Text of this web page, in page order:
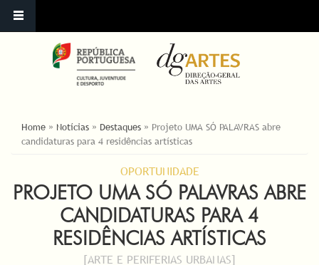
ESTÁ AQUI
Home » Notícias » Destaques » Projeto UMA SÓ PALAVRAS abre
candidaturas para 4 residências artísticas
OPORTUNIDADE
PROJETO UMA SÓ PALAVRAS ABRE
CANDIDATURAS PARA 4
RESIDÊNCIAS ARTÍSTICAS
[ARTE E PERIFERIAS URBANAS]